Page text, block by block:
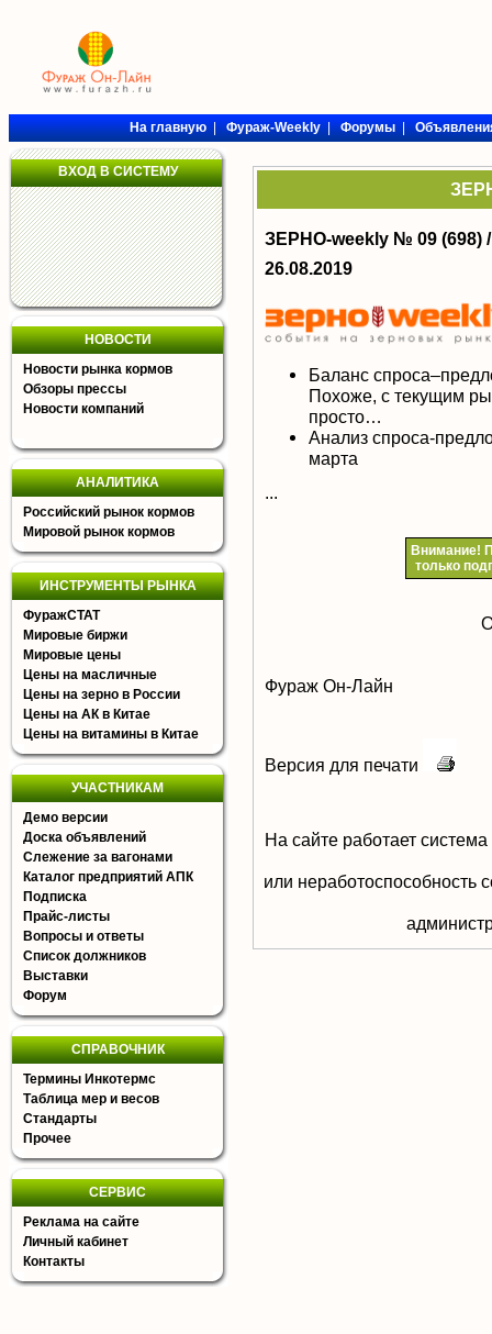
На главную|Фураж-Weekly|Форумы|
ВХОД В СИСТЕМУ
НОВОСТИ
Новости рынка кормов
Обзоры прессы
Новости компаний
АНАЛИТИКА
Российский рынок кормов
Мировой рынок кормов
ИНСТРУМЕНТЫ РЫНКА
ФуражСТАТ
Мировые биржи
Мировые цены
Цены на масличные
Цены на зерно в России
Цены на АК в Китае
Цены на витамины в Китае
УЧАСТНИКАМ
Демо версии
Доска объявлений
Слежение за вагонами
Каталог предприятий АПК
Подписка
Прайс-листы
Вопросы и ответы
Список должников
Выставки
Форум
СПРАВОЧНИК
Термины Инкотермс
Таблица мер и весов
Стандарты
Прочее
СЕРВИС
Реклама на сайте
Личный кабинет
Контакты
ЗЕРНО-weekly № 09 (698)
26.08.2019
Баланс
Похоже, с текущим
просто…
Анализ спроса-
марта
...
Внимание!
только
Фураж Он-Лайн
Версия для печати
На сайте работает
или неработоспособность